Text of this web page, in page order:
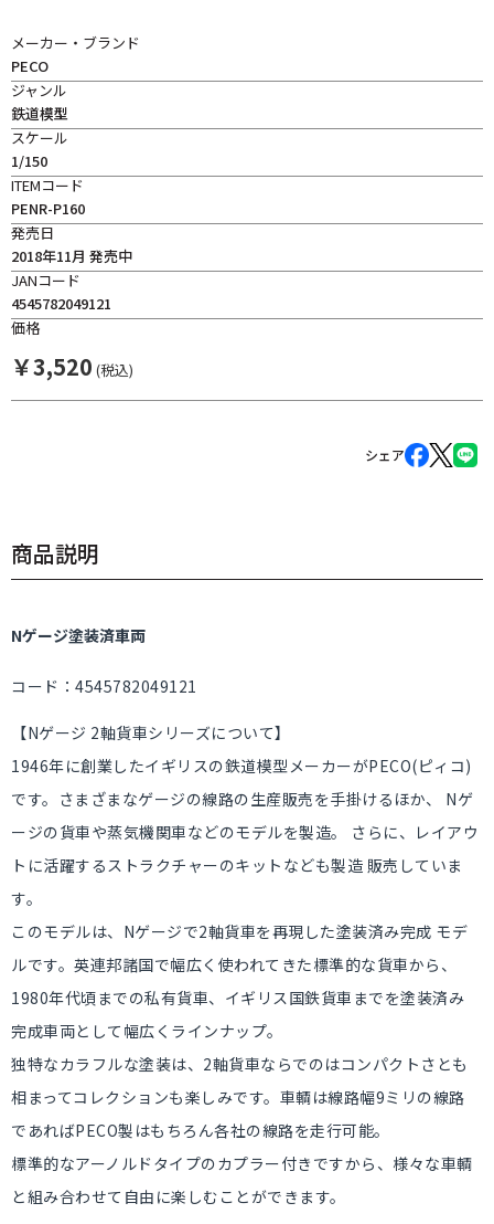
メーカー・ブランド
PECO
ジャンル
鉄道模型
スケール
1/150
ITEMコード
PENR-P160
発売日
2018年11月 発売中
JANコード
4545782049121
価格
￥3,520 (税込)
シェア
商品説明
Nゲージ塗装済車両
コード：4545782049121
【Nゲージ 2軸貨車シリーズについて】
1946年に創業したイギリスの鉄道模型メーカーがPECO(ピィコ)
です。さまざまなゲージの線路の生産販売を手掛けるほか、 Nゲ
ージの貨車や蒸気機関車などのモデルを製造。 さらに、レイアウ
トに活躍するストラクチャーのキットなども製造 販売していま
す。
このモデルは、Nゲージで2軸貨車を再現した塗装済み完成 モデ
ルです。英連邦諸国で幅広く使われてきた標準的な貨車から、
1980年代頃までの私有貨車、イギリス国鉄貨車までを塗装済み
完成車両として幅広くラインナップ。
独特なカラフルな塗装は、2軸貨車ならでのはコンパクトさとも
相まってコレクションも楽しみです。車輌は線路幅9ミリの線路
であればPECO製はもちろん各社の線路を走行可能。
標準的なアーノルドタイプのカプラー付きですから、様々な車輌
と組み合わせて自由に楽しむことができます。